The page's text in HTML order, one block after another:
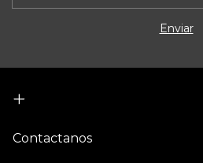
Contactanos